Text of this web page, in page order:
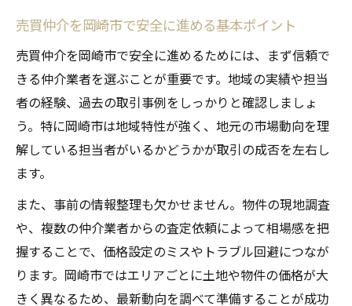
売買仲介を岡崎市で安全に進める基本ポイント
売買仲介を岡崎市で安全に進めるためには、まず信頼で
きる仲介業者を選ぶことが重要です。地域の実績や担当
者の経験、過去の取引事例をしっかりと確認しましょ
う。特に岡崎市は地域特性が強く、地元の市場動向を理
解している担当者がいるかどうかが取引の成否を左右し
ます。
また、事前の情報整理も欠かせません。物件の現地調査
や、複数の仲介業者からの査定依頼によって相場感を把
握することで、価格設定のミスやトラブル回避につなが
ります。岡崎市ではエリアごとに土地や物件の価格が大
きく異なるため、最新動向を調べて準備することが成功